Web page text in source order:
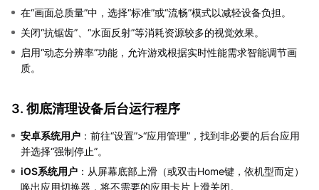
在“画面总质量”中，选择“标准”或“流畅”模式以减轻设备负担。
关闭“抗锯齿”、“水面反射”等消耗资源较多的视觉效果。
启用“动态分辨率”功能，允许游戏根据实时性能需求智能调节画
质。
3. 彻底清理设备后台运行程序
安卓系统用户 ：前往“设置”>“应用管理”，找到非必要的后台应用
并选择“强制停止”。
iOS系统用户 ：从屏幕底部上滑（或双击Home键，依机型而定）
唤出应用切换器，将不需要的应用卡片上滑关闭。